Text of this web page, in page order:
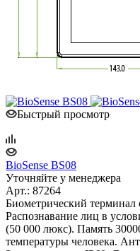
Быстрый просмотр
BioSense BS08
Уточняйте у менеджера
Арт.: 87264
Биометрический
Распознавание лиц в
(50 000 люкс). Память
температуры человека.